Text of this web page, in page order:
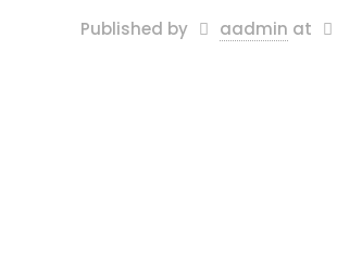
Published by aadmin at